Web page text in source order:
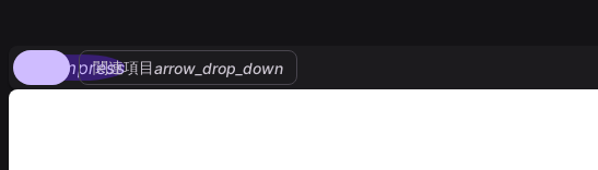
compress
関連項目arrow_drop_down